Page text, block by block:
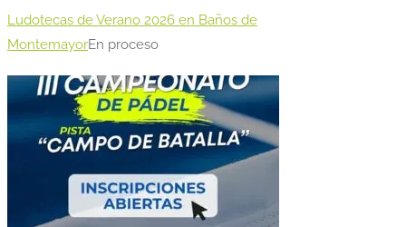
Ludotecas de Verano 2026 en Baños de
MontemayorEn proceso